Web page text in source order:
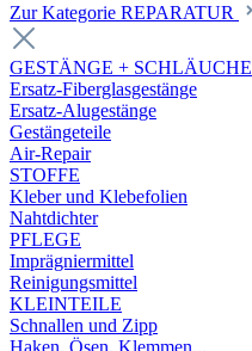
Zur Kategorie REPARATUR
GESTÄNGE + SCHLÄUCHE
Ersatz-Fiberglasgestänge
Ersatz-Alugestänge
Gestängeteile
Air-Repair
STOFFE
Kleber und Klebefolien
Nahtdichter
PFLEGE
Imprägniermittel
Reinigungsmittel
KLEINTEILE
Schnallen und Zipp
Haken, Ösen, Klemmen...